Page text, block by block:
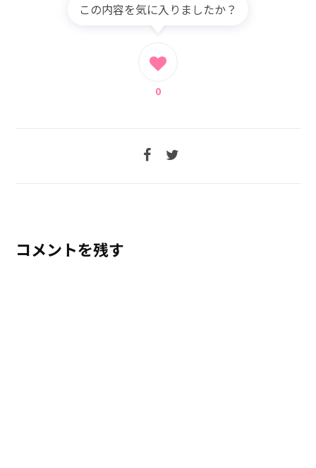
この内容を気に入りましたか？
0
コメントを残す